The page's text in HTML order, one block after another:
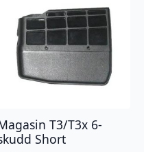
T3/T3x 6-
Short